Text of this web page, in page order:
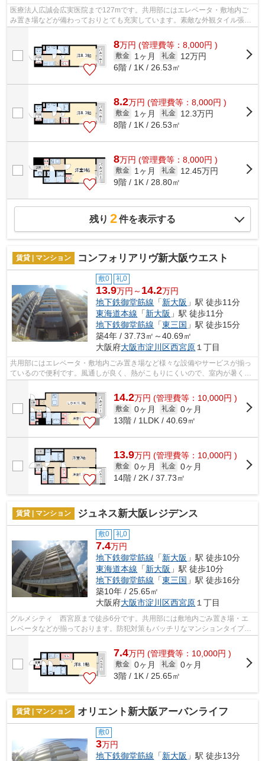
医療法人広誠会広実医院まで127mです。共用部にはエレベータ・敷地内ご
み置き場などが備わっておりとても充実しています。素敵な外観タイル張り
8万円 (管理費等：8,000円 )
敷金 1ヶ月 礼金
12万円
6階 / 1K / 26.53㎡
8.2万円 (管理費等：8,000円 )
敷金 1ヶ月 礼金
12.3万円
8階 / 1K / 26.53㎡
8万円 (管理費等：8,000円 )
敷金 1ヶ月 礼金
12.45万円
9階 / 1K / 28.80㎡
残り 2件を表示する
賃貸 | マンション コンフォリアリヴ新大阪ウエスト
敷0 礼0
13.9万円～ 14.2万円
地下鉄御堂筋線 「新大阪 」駅 徒歩11分
東海道本線 「新大阪 」駅 徒歩11分
地下鉄御堂筋線 「東三国 」駅 徒歩15分
築4年 / 37.73㎡～40.69㎡
大阪府大阪市淀川区西宮原１丁目
共用部にはエレベータ・敷地内ごみ置き場など様々な設備やサービスが揃っ
ているので便利です。風通しが良く、熱がこもりにくいので、室内が暑くな
14.2万円 (管理費等：10,000円 )
敷金 0ヶ月 礼金 0ヶ月
13階 / 1LDK / 40.69㎡
13.9万円 (管理費等：10,000円 )
敷金 0ヶ月 礼金 0ヶ月
14階 / 2K / 37.73㎡
賃貸 | マンション ジュネス新大阪レジデンス
敷0 礼0
7.4万円
地下鉄御堂筋線 「新大阪 」駅 徒歩10分
東海道本線 「新大阪 」駅 徒歩10分
地下鉄御堂筋線 「東三国 」駅 徒歩16分
築10年 / 25.65㎡
大阪府大阪市淀川区西宮原 １丁目
グルメシティ 西宮原まで徒歩6分です。共用部には敷地内ごみ置き場・エ
レベータなどが揃っております。防犯対策もバッチリなマンションタイプの
7.4万円 (管理費等：10,000円 )
敷金 0ヶ月 礼金 0ヶ月
3階 / 1K / 25.65㎡
賃貸 | マンション オリエント新大阪アーバンライフ
敷0
3万円
地下鉄御堂筋線 「新大阪 」駅 徒歩13分